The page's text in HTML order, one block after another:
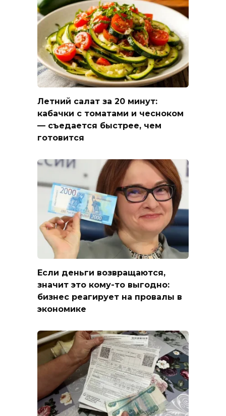
Летний салат за 20 минут:
кабачки с томатами и чесноком
— съедается быстрее, чем
готовится
Если деньги возвращаются,
значит это кому-то выгодно:
бизнес реагирует на провалы в
экономике